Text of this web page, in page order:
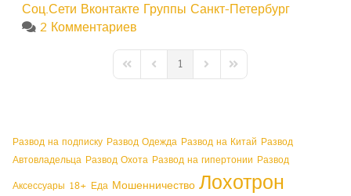
Соц.Сети Вконтакте Группы Санкт-Петербург
2 Комментариев
First PagePrevious Page
1 Next PageLast Page
Развод на подписку Развод Одежда Развод на Китай Развод
Автовладельца Развод Охота Развод на гипертонии Развод
Аксессуары 18+ Еда Мошенничество Лохотрон